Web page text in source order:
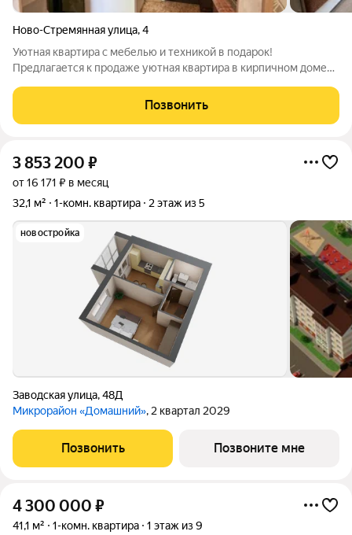
Ново-Стремянная улица,4
Уютная квартира с мебелью и техникой в подарок!
Предлагается к продаже уютная квартира в кирпичном доме
проживания, так и для сдачи в аренду. Преимущество
предложения: квартира продается со всей
Позвонить
3 853 200 ₽
от 16 171 ₽ в месяц
32,1 м²
1-комн. квартира 2 этаж из 5
новостройка
Заводская улица,48Д
Микрорайон «Домашний», 2 квартал 2029
Позвонить Позвоните мне
4 300 000 ₽
41,1 м² 1-комн. квартира 1 этаж из 9